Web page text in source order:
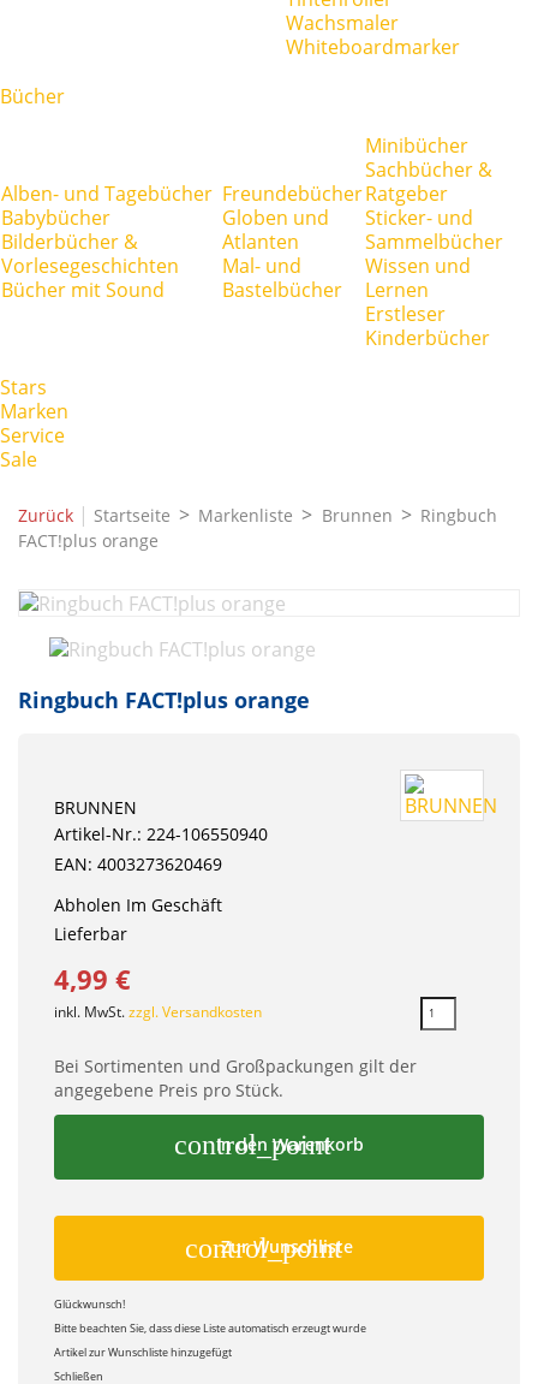
Wachsmaler
Whiteboardmarker
Bücher
Alben- und Tagebücher
Babybücher
Bilderbücher &
Vorlesegeschichten
Bücher mit Sound
Freundebücher
Globen und
Atlanten
Mal- und
Bastelbücher
Minibücher
Sachbücher &
Ratgeber
Sticker- und
Sammelbücher
Wissen und
Lernen
Erstleser
Kinderbücher
Stars
Marken
Service
Sale
Zurück | Startseite Markenliste Brunnen
Ringbuch
FACT!plus orange
Ringbuch FACT!plus orange
BRUNNEN
Artikel-Nr.: 224-106550940
EAN: 4003273620469
Abholen Im Geschäft
Lieferbar
4,99 €
inkl. MwSt.zzgl. Versandkosten
Bei Sortimenten und Großpackungen gilt der
angegebene Preis pro Stück.
control_point
In den Warenkorb
control_point
Zur Wunschliste
Glückwunsch!
Bitte beachten Sie, dass diese Liste automatisch erzeugt wurde
Artikel zur Wunschliste hinzugefügt
Schließen